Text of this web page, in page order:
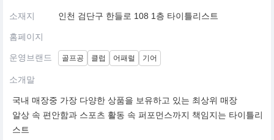
소재지 인천 검단구 한들로 108 1층 타이틀리스트
홈페이지
운영브랜드 골프공 클럽 어패럴 기어
소개말
국내 매장중 가장 다양한 상품을 보유하고 있는 최상위 매장
알상 속 편안함과 스포츠 활동 속 퍼포먼스까지 책임지는 타이틀리
스트